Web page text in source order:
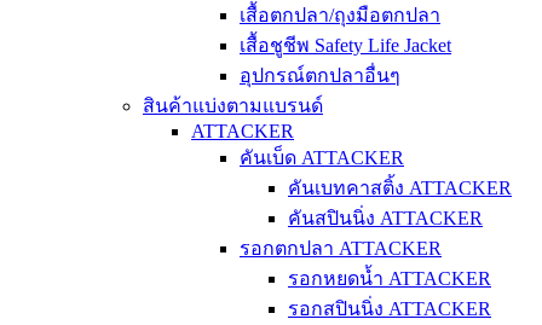
เสื้อตกปลา/ถุงมือตกปลา
เสื้อชูชีพ Safety Life Jacket
อุปกรณ์ตกปลาอื่นๆ
สินค้าแบ่งตามแบรนด์
ATTACKER
คันเบ็ด ATTACKER
คันเบทคาสติ้ง ATTACKER
คันสปินนิ่ง ATTACKER
รอกตกปลา ATTACKER
รอกหยดน้ำ ATTACKER
รอกสปินนิ่ง ATTACKER